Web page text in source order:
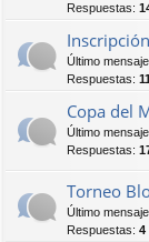
Respuestas:
Último
Respuestas: 11
Copa del
Último
Respuestas:
Torneo
Último
Respuestas: 4